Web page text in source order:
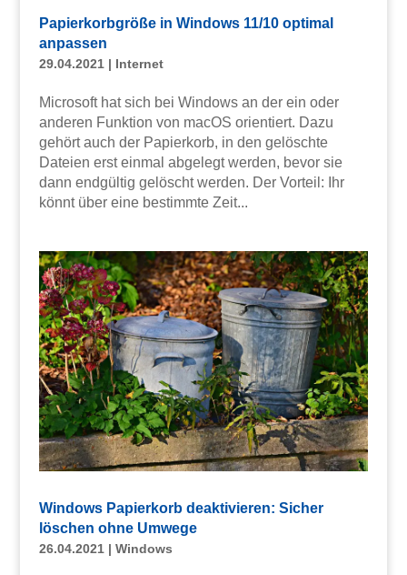
Papierkorbgröße in Windows 11/10 optimal
anpassen
29.04.2021| Internet
Microsoft hat sich bei Windows an der ein oder
anderen Funktion von macOS orientiert. Dazu
gehört auch der Papierkorb, in den gelöschte
Dateien erst einmal abgelegt werden, bevor sie
dann endgültig gelöscht werden. Der Vorteil: Ihr
könnt über eine bestimmte Zeit...
Windows Papierkorb deaktivieren: Sicher
löschen ohne Umwege
26.04.2021| Windows